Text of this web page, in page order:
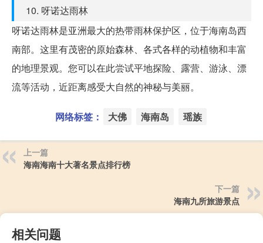
10. 呀诺达雨林
呀诺达雨林是亚洲最大的热带雨林保护区，位于海南岛西
南部。这里有茂密的原始森林、各式各样的动植物和丰富
的地理景观。您可以在此尝试平地探险、露营、游泳、漂
流等活动，近距离感受大自然的神秘与美丽。
网络标签： 大佛 海南岛 瑶族
上一篇
海南海南十大著名景点排行榜
下一篇
海南九所旅游景点
相关问题